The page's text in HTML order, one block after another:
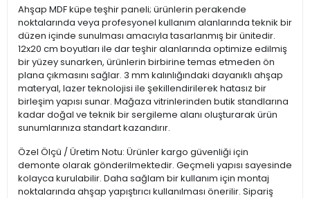
Ahşap MDF küpe teşhir paneli; ürünlerin perakende
noktalarında veya profesyonel kullanım alanlarında teknik bir
düzen içinde sunulması amacıyla tasarlanmış bir ünitedir.
12x20 cm boyutları ile dar teşhir alanlarında optimize edilmiş
bir yüzey sunarken, ürünlerin birbirine temas etmeden ön
plana çıkmasını sağlar. 3 mm kalınlığındaki dayanıklı ahşap
materyal, lazer teknolojisi ile şekillendirilerek hatasız bir
birleşim yapısı sunar. Mağaza vitrinlerinden butik standlarına
kadar doğal ve teknik bir sergileme alanı oluşturarak ürün
sunumlarınıza standart kazandırır.
Özel Ölçü / Üretim Notu: Ürünler kargo güvenliği için
demonte olarak gönderilmektedir. Geçmeli yapısı sayesinde
kolayca kurulabilir. Daha sağlam bir kullanım için montaj
noktalarında ahşap yapıştırıcı kullanılması önerilir. Sipariş